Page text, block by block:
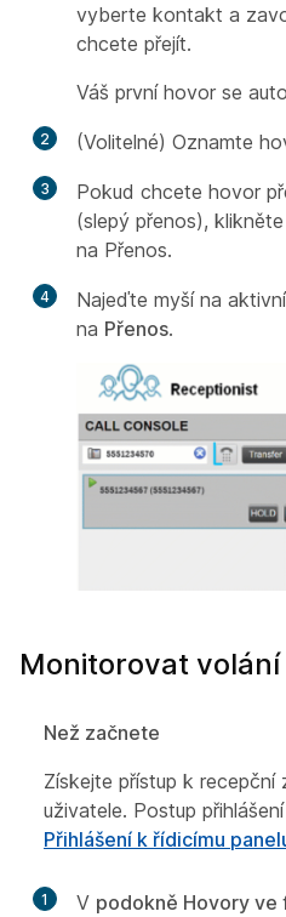
vyberte kontakt a
chcete přejít.
Váš první hovor se
2 (Volitelné) Oznamte
3
Pokud chcete hovor
(slepý přenos), klikněte
na Přenos.
4
Najeďte myší na
na Přenos.
Monitorovat
Než začnete
Získejte přístup k recepční
uživatele. Postup
Přihlášení k řídicímu
1 V podokně Hovory ve